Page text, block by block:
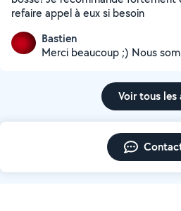
refaire appel à eux si besoin
Bastien
Merci beaucoup ;) Nous
Voir tous les